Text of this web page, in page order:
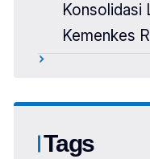
Konsolidasi
Kemenkes
Tags